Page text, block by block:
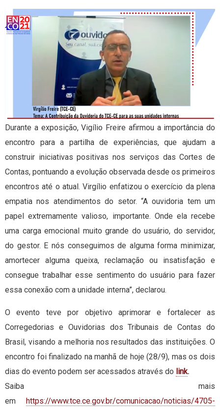
Durante a exposição, Vigílio Freire afirmou a importância do
encontro para a partilha de experiências, que ajudam a
construir iniciativas positivas nos serviços das Cortes de
Contas, pontuando a evolução observada desde os primeiros
encontros até o atual. Virgílio enfatizou o exercício da plena
empatia nos atendimentos do setor. “A ouvidoria tem um
papel extremamente valioso, importante. Onde ela recebe
uma carga emocional muito grande do usuário, do servidor,
do gestor. E nós conseguimos de alguma forma minimizar,
amortecer alguma queixa, reclamação ou insatisfação e
consegue trabalhar esse sentimento do usuário para fazer
essa conexão com a unidade interna”, declarou.
O evento teve por objetivo aprimorar e fortalecer as
Corregedorias e Ouvidorias dos Tribunais de Contas do
Brasil, visando a melhoria nos resultados das instituições. O
encontro foi finalizado na manhã de hoje (28/9), mas os dois
dias do evento podem ser acessados através do link.
Saiba mais
em https://www.tce.ce.gov.br/comunicacao/noticias/4705-